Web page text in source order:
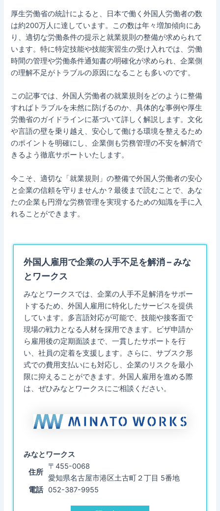
厚生労働省の統計によると、日本で働く外国人労働者の数
は約200万人に達しています。この数は年々増加傾向にあ
り、適切な労働条件の提示と就業規則の整備が求められて
います。特に特定技能や技能実習生の受け入れでは、労働
時間の管理や労働条件通知書の明確化が求められ、企業側
の理解不足がトラブルの原因になることも多いのです。
この記事では、外国人労働者の就業規則をどのように整備
すればトラブルを未然に防げるのか、具体的な事例や厚生
労働省のガイドラインに基づいて詳しく解説します。文化
や言語の壁を乗り越え、安心して働ける環境を整えるため
のポイントを明確にし、企業側も労務管理の不安を解消で
きるよう徹底サポートいたします。
今こそ、適切な「就業規則」の整備で外国人労働者の安心
と企業の信頼を守りませんか？最後まで読むことで、あな
たの企業も円滑な労務管理を実現するための知識を手に入
れることができます。
外国人雇用で企業の人手不足を解消 – みな
とワークス
みなとワークスでは、企業の人手不足解消をサポー
トするため、外国人雇用に特化したサービスを提供
しています。多言語対応が可能で、技能や接客面で
現場の戦力となる人材を採用できます。ビザ申請か
ら雇用後の定期面談まで、一貫したサポートを行
い、社員の定着を支援します。さらに、サブスク形
式での費用支払いにも対応し、企業のリスクを最小
限に抑えることができます。外国人雇用を進める際
は、ぜひみなとワークスにご相談ください。
みなとワークス
住所
〒455-0068
愛知県名古屋市港区土古町２丁目 5番地
電話
052-387-9955